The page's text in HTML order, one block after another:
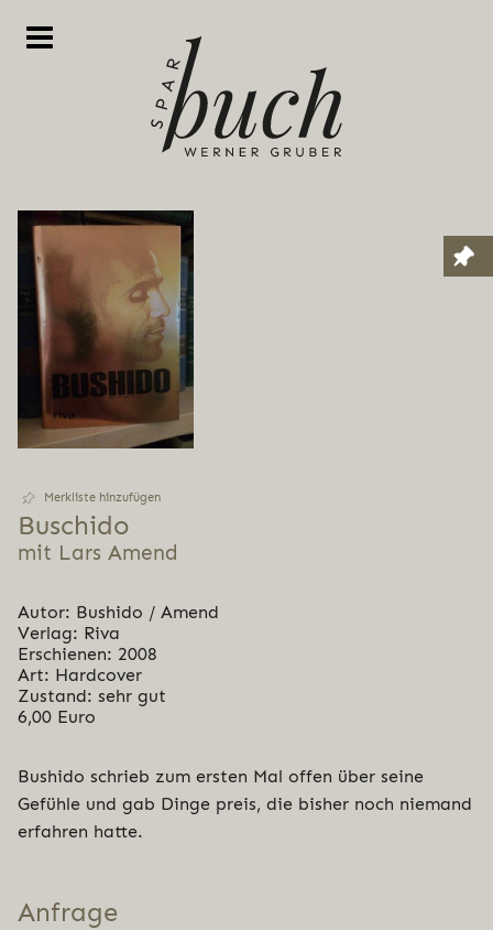
Merkliste hinzufügen
Buschido
mit Lars Amend
Autor: Bushido / Amend
Verlag: Riva
Erschienen: 2008
Art: Hardcover
Zustand: sehr gut
6,00 Euro
Bushido schrieb zum ersten Mal offen über seine
Gefühle und gab Dinge preis, die bisher noch niemand
erfahren hatte.
Anfrage